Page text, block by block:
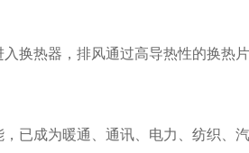
换热器，排风通过高导热性的换热
已成为暖通、通讯、电力、纺织、